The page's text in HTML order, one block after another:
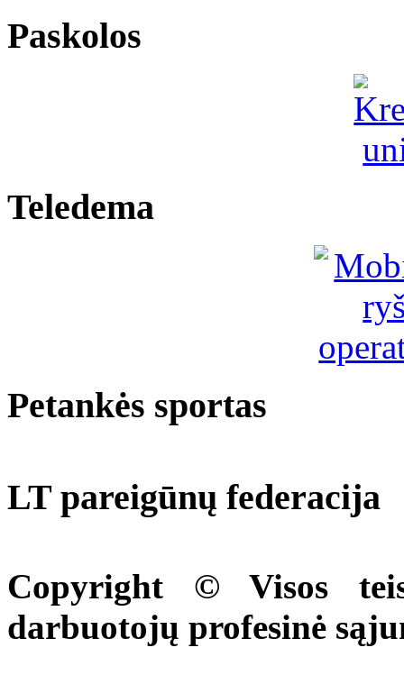
Paskolos
Teledema
Petankės sportas
LT pareigūnų federacija
Copyright © Visos
darbuotojų profesinė